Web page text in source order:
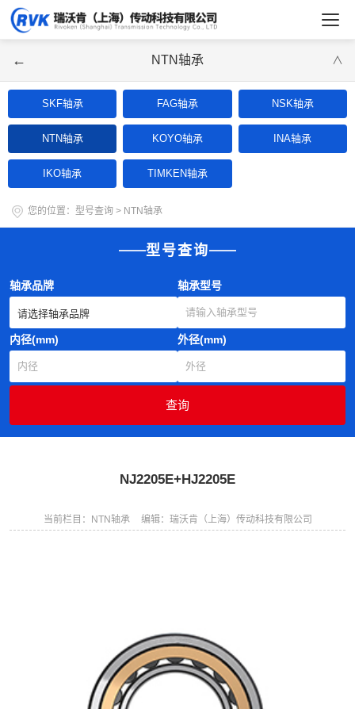
← NTN轴承 ∨
SKF轴承 FAG轴承 NSK轴承
NTN轴承 KOYO轴承 INA轴承
IKO轴承 TIMKEN轴承
您的位置： 型号查询 > NTN轴承
型号查询
轴承品牌 轴承型号
内径(mm) 外径(mm)
NJ2205E+HJ2205E
当前栏目：NTN轴承 编辑：瑞沃肯（上海）传动科技有限公司